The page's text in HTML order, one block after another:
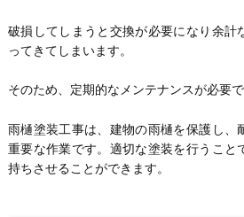
破損してしまうと交換が必要になり余計
ってきてしまいます。
そのため、定期的なメンテナンスが必要で
雨樋塗装工事は、建物の雨樋を保護し、
重要な作業です。適切な塗装を行うこと
持ちさせることができます。